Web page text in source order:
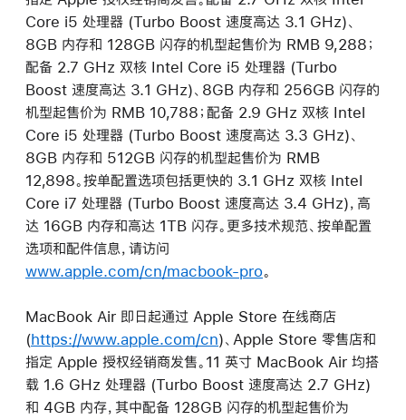
Core i5 处理器 (Turbo Boost 速度高达 3.1 GHz)、
8GB 内存和 128GB 闪存的机型起售价为 RMB 9,288；
配备 2.7 GHz 双核 Intel Core i5 处理器 (Turbo
Boost 速度高达 3.1 GHz)、8GB 内存和 256GB 闪存的
机型起售价为 RMB 10,788；配备 2.9 GHz 双核 Intel
Core i5 处理器 (Turbo Boost 速度高达 3.3 GHz)、
8GB 内存和 512GB 闪存的机型起售价为 RMB
12,898。按单配置选项包括更快的 3.1 GHz 双核 Intel
Core i7 处理器 (Turbo Boost 速度高达 3.4 GHz)，高
达 16GB 内存和高达 1TB 闪存。更多技术规范、按单配置
选项和配件信息，请访问
www.apple.com/cn/macbook-pro。
MacBook Air 即日起通过 Apple Store 在线商店
(https://www.apple.com/cn)、Apple Store 零售店和
指定 Apple 授权经销商发售。11 英寸 MacBook Air 均搭
载 1.6 GHz 处理器 (Turbo Boost 速度高达 2.7 GHz)
和 4GB 内存，其中配备 128GB 闪存的机型起售价为